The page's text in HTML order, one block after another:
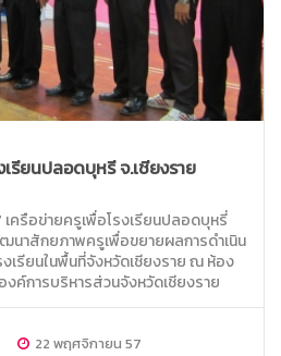
รียนปลอดบุหรี่ จ.เชียงราย
เครือข่ายครูเพื่อโรงเรียนปลอดบุหรี่
นาสักยภาพครูเพื่อขยายผลการดำเนิน
เรียนในพื้นที่จังหวัดเชียงราย ณ ห้อง
งค์การบริหารส่วนจังหวัดเชียงราย
22 พฤศจิกายน 57